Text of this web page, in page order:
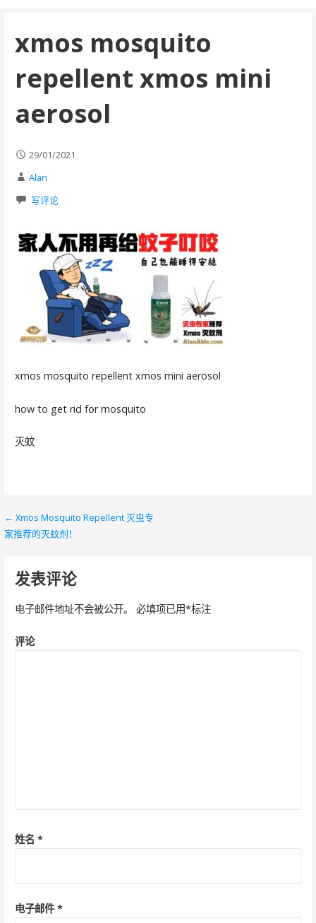
xmos mosquito
repellent xmos mini
aerosol
29/01/2021
Alan
写评论
xmos mosquito repellent xmos mini aerosol
how to get rid for mosquito
灭蚊
文
导
航
← Xmos Mosquito Repellent 灭虫专
家推荐的灭蚊剂！
发表评论
电子邮件地址不会被公开。 必填项已用*标注
评论
姓名 *
电子邮件*